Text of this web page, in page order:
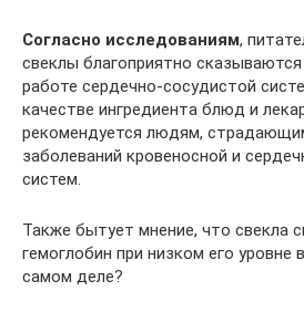
Согласно исследованиям,
свеклы благоприятно
работе сердечно-сосудистой
качестве ингредиента блюд и
рекомендуется людям,
заболеваний кровеносной и
систем.
Также бытует мнение, что свекла
гемоглобин при низком его уровне
самом деле?